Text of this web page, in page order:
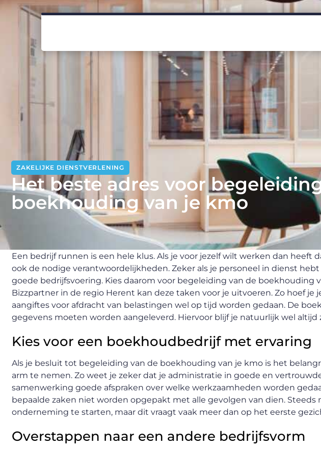
ZAKELIJKE DIENSTVERLENING
Het beste adres voor
boekhouding van je kmo
Een bedrijf runnen is een hele klus. Als je voor jezelf wilt werken dan heeft
ook de nodige verantwoordelijkheden. Zeker als je personeel in dienst
goede bedrijfsvoering. Kies daarom voor begeleiding van de boekhouding
Bizzpartner in de regio Herent kan deze taken voor je uitvoeren. Zo hoef
aangiftes voor afdracht van belastingen wel op tijd worden gedaan. De
gegevens moeten worden aangeleverd. Hiervoor blijf je natuurlijk wel altijd
Kies voor een boekhoudbedrijf met ervaring
Als je besluit tot begeleiding van de boekhouding van je kmo is het
arm te nemen. Zo weet je zeker dat je administratie in goede en
samenwerking goede afspraken over welke werkzaamheden worden
bepaalde zaken niet worden opgepakt met alle gevolgen van dien.
onderneming te starten, maar dit vraagt vaak meer dan op het eerste
Overstappen naar een andere bedrijfsvorm